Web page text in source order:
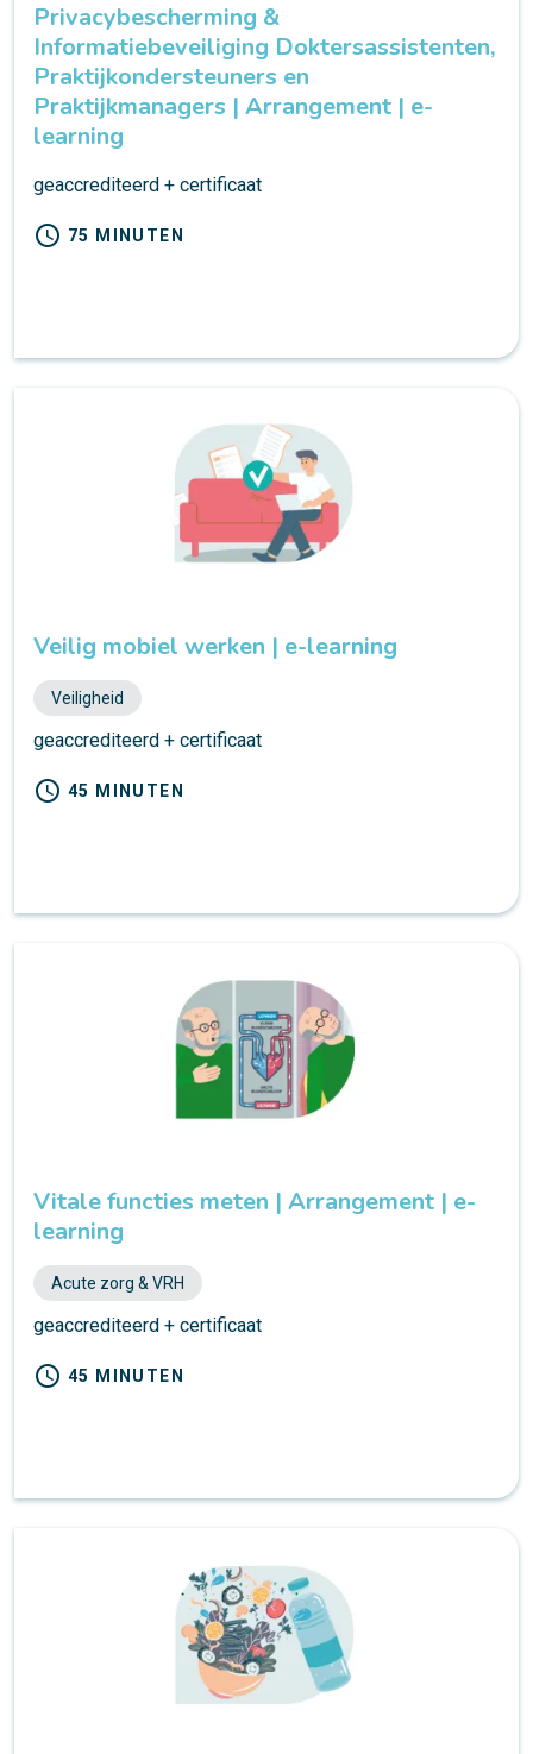
Privacybescherming &
Informatiebeveiliging Doktersassistenten,
Praktijkondersteuners en
Praktijkmanagers | Arrangement | e-
learning
geaccrediteerd + certificaat
schedule 75 MINUTEN
Veilig mobiel werken | e-learning
Veiligheid
geaccrediteerd + certificaat
schedule 45 MINUTEN
Vitale functies meten | Arrangement | e-
learning
Acute zorg & VRH
geaccrediteerd + certificaat
schedule 45 MINUTEN